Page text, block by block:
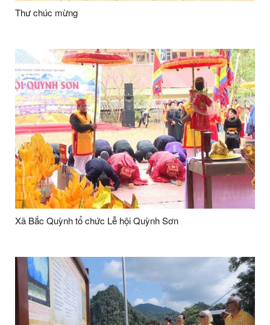
Thư chúc mừng
Xã Bắc Quỳnh tổ chức Lễ hội Quỳnh Sơn